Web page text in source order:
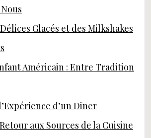
Glacés et des Milkshakes
Américain : Entre Tradition
d’un Diner
aux Sources de la Cuisine